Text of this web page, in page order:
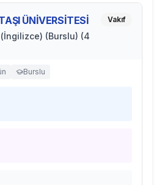
ÜNİVERSİTESİ
(Burslu) (4
Vakıf
Burslu